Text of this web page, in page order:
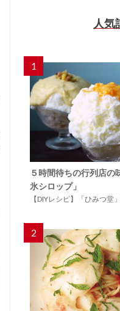
人気
1
５時間待ちの行列店の
氷シロップ」
【DIYレシピ】「ひみつ堂
2